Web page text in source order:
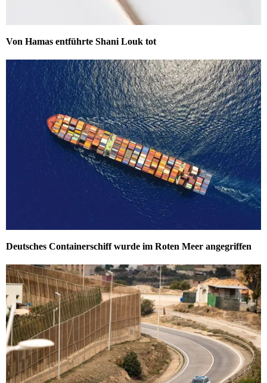
Von Hamas entführte Shani Louk tot
Deutsches Containerschiff wurde im Roten Meer angegriffen